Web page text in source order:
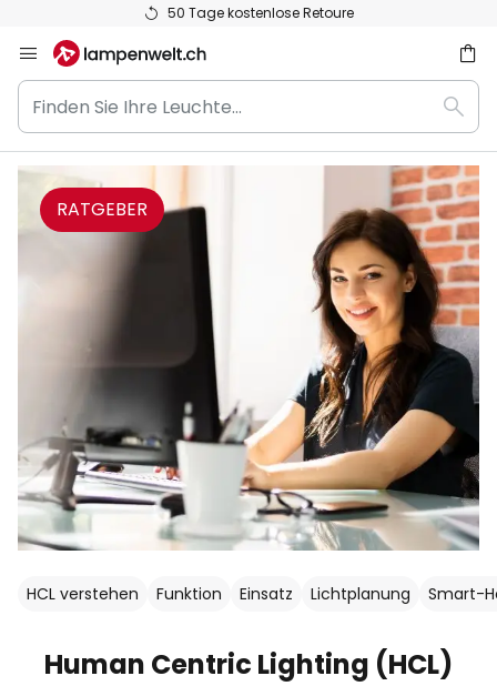
50 Tage kostenlose Retoure
Inhalt
springen
Finden
Sie
Ihre
Leuchte...
RATGEBER
HCL verstehen Funktion Einsatz Lichtplanung Smart-
Human Centric Lighting (HCL)